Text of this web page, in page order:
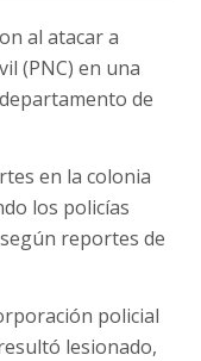
al atacar a
(PNC) en una
de
en la colonia
los policías
reportes de
policial
lesionado,